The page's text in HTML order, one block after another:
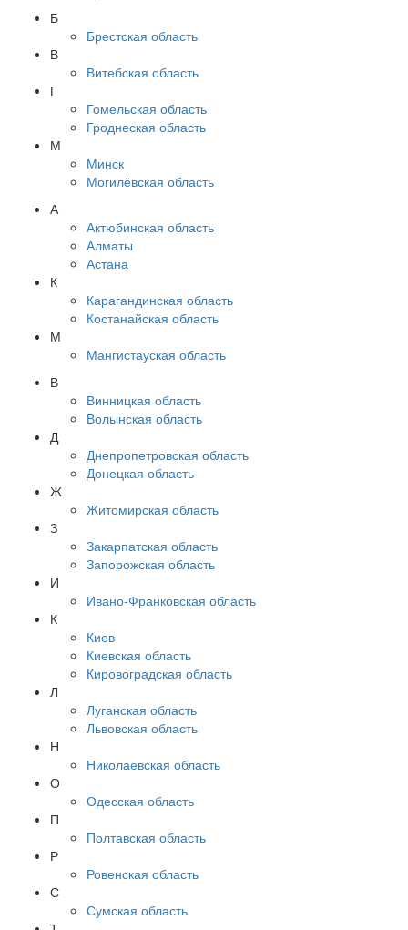
Б
Брестская область
В
Витебская область
Г
Гомельская область
Гроднеская область
М
Минск
Могилёвская область
А
Актюбинская область
Алматы
Астана
К
Карагандинская область
Костанайская область
М
Мангистауская область
В
Винницкая область
Волынская область
Д
Днепропетровская область
Донецкая область
Ж
Житомирская область
З
Закарпатская область
Запорожская область
И
Ивано-Франковская область
К
Киев
Киевская область
Кировоградская область
Л
Луганская область
Львовская область
Н
Николаевская область
О
Одесская область
П
Полтавская область
Р
Ровенская область
С
Сумская область